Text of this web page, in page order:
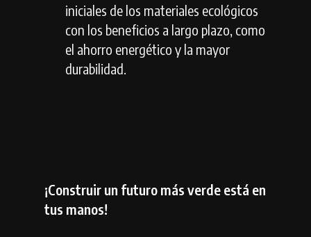
iniciales de los materiales ecológicos
con los beneficios a largo plazo, como
el ahorro energético y la mayor
durabilidad.
¡Construir un futuro más verde está en
tus manos!